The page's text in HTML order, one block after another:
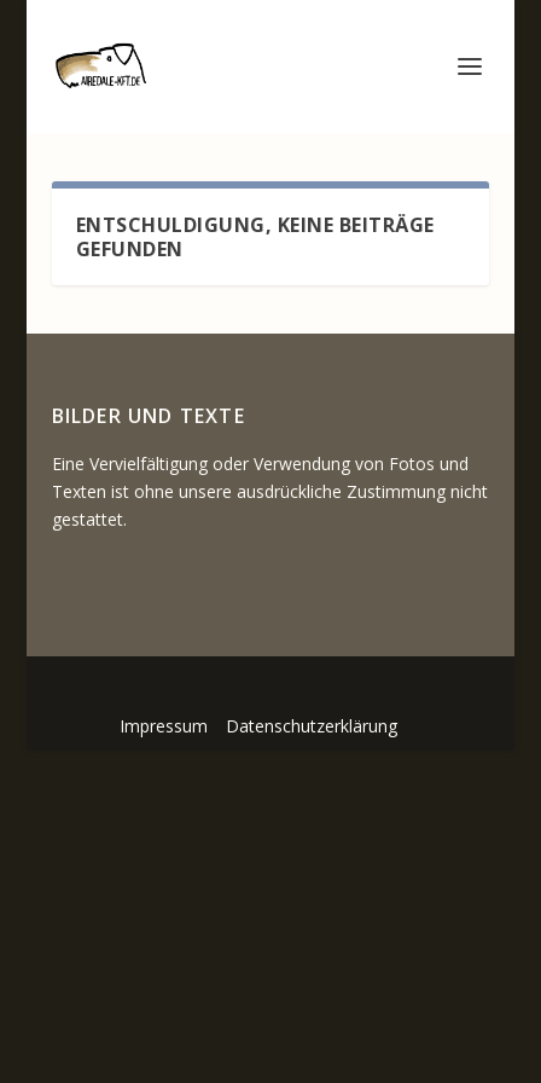
ENTSCHULDIGUNG, KEINE BEITRÄGE
GEFUNDEN
BILDER UND TEXTE
Eine Vervielfältigung oder Verwendung von Fotos und
Texten ist ohne unsere ausdrückliche Zustimmung nicht
gestattet.
Impressum Datenschutzerklärung